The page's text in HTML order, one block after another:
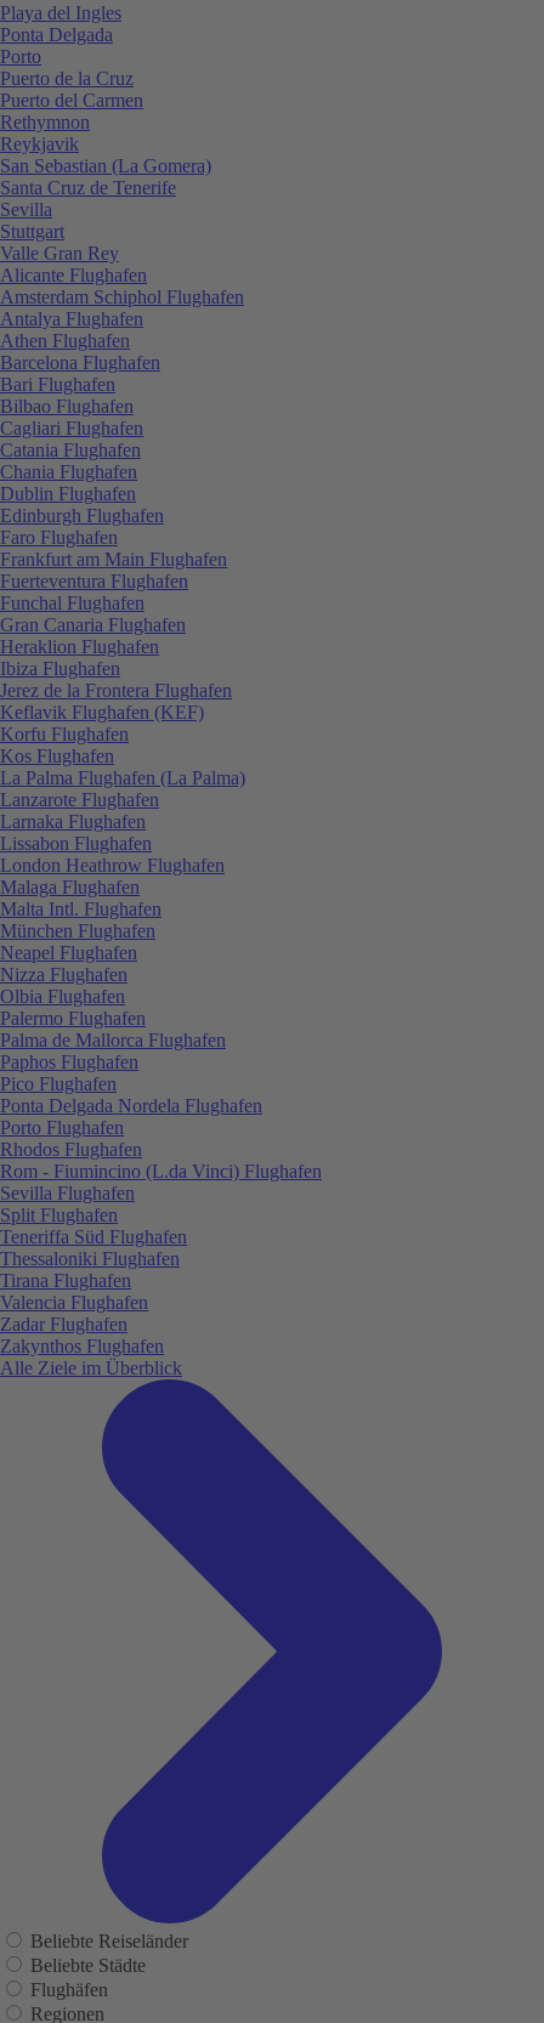
Playa del Ingles
Ponta Delgada
Porto
Puerto de la Cruz
Puerto del Carmen
Rethymnon
Reykjavik
San Sebastian (La Gomera)
Santa Cruz de Tenerife
Sevilla
Stuttgart
Valle Gran Rey
Alicante Flughafen
Amsterdam Schiphol Flughafen
Antalya Flughafen
Athen Flughafen
Barcelona Flughafen
Bari Flughafen
Bilbao Flughafen
Cagliari Flughafen
Catania Flughafen
Chania Flughafen
Dublin Flughafen
Edinburgh Flughafen
Faro Flughafen
Frankfurt am Main Flughafen
Fuerteventura Flughafen
Funchal Flughafen
Gran Canaria Flughafen
Heraklion Flughafen
Ibiza Flughafen
Jerez de la Frontera Flughafen
Keflavik Flughafen (KEF)
Korfu Flughafen
Kos Flughafen
La Palma Flughafen (La Palma)
Lanzarote Flughafen
Larnaka Flughafen
Lissabon Flughafen
London Heathrow Flughafen
Malaga Flughafen
Malta Intl. Flughafen
München Flughafen
Neapel Flughafen
Nizza Flughafen
Olbia Flughafen
Palermo Flughafen
Palma de Mallorca Flughafen
Paphos Flughafen
Pico Flughafen
Ponta Delgada Nordela Flughafen
Porto Flughafen
Rhodos Flughafen
Rom - Fiumincino (L.da Vinci) Flughafen
Sevilla Flughafen
Split Flughafen
Teneriffa Süd Flughafen
Thessaloniki Flughafen
Tirana Flughafen
Valencia Flughafen
Zadar Flughafen
Zakynthos Flughafen
Alle Ziele im Überblick
Beliebte Reiseländer
Beliebte Städte
Flughäfen
Regionen